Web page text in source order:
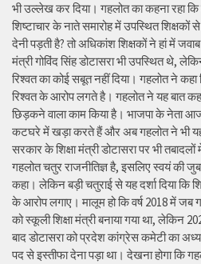
भी उल्लेख कर दिया। गहलोत का कहना रहा
शिष्टाचार के नाते समारोह में उपस्थित शिक्षकों
देनी पड़ती है? तो अधिकांश शिक्षकों ने हां में
मंत्री गोविंद सिंह डोटासरा भी उपस्थित थे,
रिश्वत का कोई सबूत नहीं दिया। गहलोत ने
रिश्वत के आरोप लगते है। गहलोत ने यह बात
छिड़कने वाला काम किया है। भाजपा के नेता
कटघरे में खड़ा करते हैं और अब गहलोत ने भी यह
सरकार के शिक्षा मंत्री डोटासरा पर भी
गहलोत चतुर राजनीतिज्ञ है, इसलिए स्वयं की
कहा। लेकिन बड़ी चतुराई से यह दर्शा दिया कि
के आरोप लगाए। मालूम हो कि वर्ष 2018 में जब
को स्कूली शिक्षा मंत्री बनाया गया था, लेकिन
बाद डोटासरा को प्रदेश कांग्रेस कमेटी का
पद से इस्तीफा देना पड़ा था। देखना होगा कि